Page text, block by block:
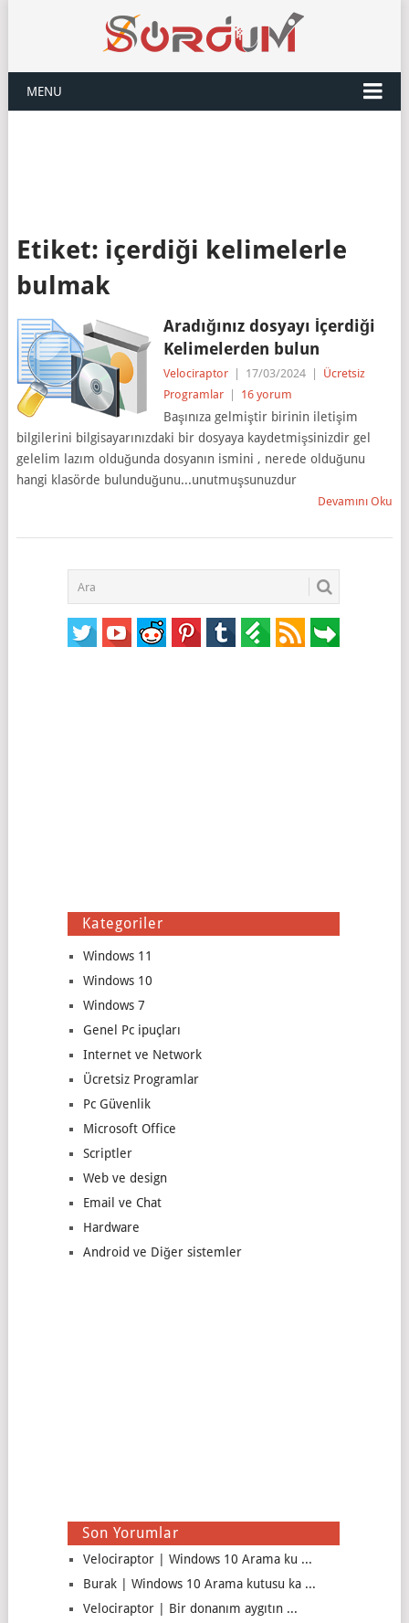
MENU
Etiket: içerdiği kelimelerle
bulmak
Aradığınız dosyayı İçerdiği
Kelimelerden bulun
Velociraptor 17/03/2024
Ücretsiz
Programlar
16 yorum
Başınıza gelmiştir birinin iletişim
bilgilerini bilgisayarınızdaki bir dosyaya kaydetmişsinizdir gel
gelelim lazım olduğunda dosyanın ismini , nerede olduğunu
hangi klasörde bulunduğunu...unutmuşsunuzdur
Devamını Oku
Kategoriler
Windows 11
Windows 10
Windows 7
Genel Pc ipuçları
Internet ve Network
Ücretsiz Programlar
Pc Güvenlik
Microsoft Office
Scriptler
Web ve design
Email ve Chat
Hardware
Android ve Diğer sistemler
Son Yorumlar
Velociraptor | Windows 10 Arama ku ...
Burak | Windows 10 Arama kutusu ka ...
Velociraptor | Bir donanım aygıtın ...